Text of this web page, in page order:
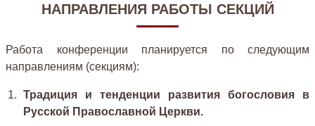
НАПРАВЛЕНИЯ РАБОТЫ СЕКЦИЙ
Работа конференции планируется по следующим
направлениям (секциям):
Традиция и тенденции развития богословия в
Русской Православной Церкви.